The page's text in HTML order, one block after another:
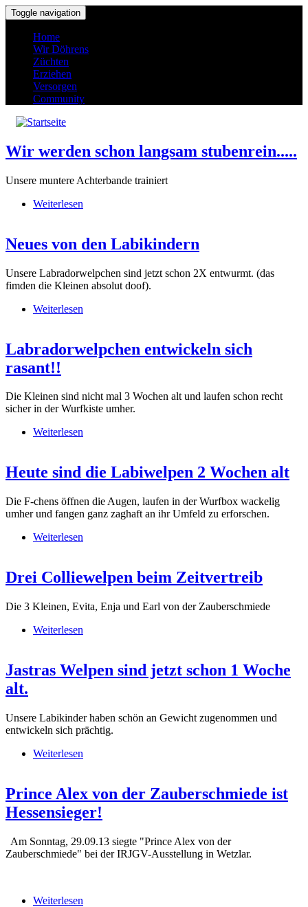
Direkt zum Inhalt
Toggle navigation
Home
Wir Döhrens
Züchten
Erziehen
Versorgen
Community
Wir werden schon langsam stubenrein.....
Unsere muntere Achterbande trainiert
Weiterlesen
Neues von den Labikindern
Unsere Labradorwelpchen sind jetzt schon 2X entwurmt. (das
fimden die Kleinen absolut doof).
Weiterlesen
Labradorwelpchen entwickeln sich
rasant!!
Die Kleinen sind nicht mal 3 Wochen alt und laufen schon recht
sicher in der Wurfkiste umher.
Weiterlesen
Heute sind die Labiwelpen 2 Wochen alt
Die F-chens öffnen die Augen, laufen in der Wurfbox wackelig
umher und fangen ganz zaghaft an ihr Umfeld zu erforschen.
Weiterlesen
Drei Colliewelpen beim Zeitvertreib
Die 3 Kleinen, Evita, Enja und Earl von der Zauberschmiede
Weiterlesen
Jastras Welpen sind jetzt schon 1 Woche
alt.
Unsere Labikinder haben schön an Gewicht zugenommen und
entwickeln sich prächtig.
Weiterlesen
Prince Alex von der Zauberschmiede ist
Hessensieger!
Am Sonntag, 29.09.13 siegte "Prince Alex von der
Zauberschmiede" bei der IRJGV-Ausstellung in Wetzlar.
Weiterlesen